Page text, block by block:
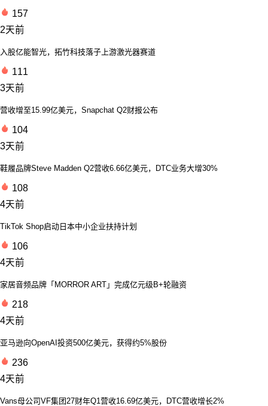
157
2天前
入股亿能智光，拓竹科技落子上游激光器赛道
111
3天前
营收增至15.99亿美元，Snapchat Q2财报公布
104
3天前
鞋履品牌Steve Madden Q2营收6.66亿美元，DTC业务大增30%
108
4天前
TikTok Shop启动日本中小企业扶持计划
106
4天前
家居音频品牌「MORROR ART」完成亿元级B+轮融资
218
4天前
亚马逊向OpenAI投资500亿美元，获得约5%股份
236
4天前
Vans母公司VF集团27财年Q1营收16.69亿美元，DTC营收增长2%